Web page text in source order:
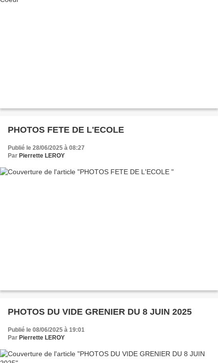
PHOTOS FETE DE L'ECOLE
Publié le 28/06/2025 à 08:27
Par Pierrette LEROY
PHOTOS DU VIDE GRENIER DU 8 JUIN 2025
Publié le 08/06/2025 à 19:01
Par Pierrette LEROY